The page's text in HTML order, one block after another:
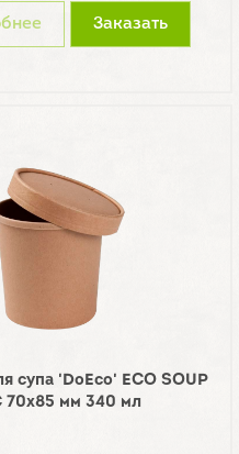
Заказать
супа 'DoEco' ECO SOUP
70х85 мм 340 мл